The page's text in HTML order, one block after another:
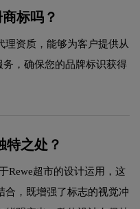
标吗？
理资质，能够为客户提供从
，确保您的品牌标识获得
特之处？
Rewe超市的设计运用，这
合，既增强了标志的视觉冲